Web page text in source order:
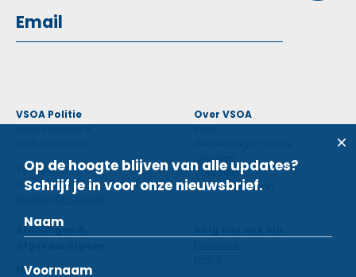
VSOA Politie
Tel: 02 660 59 11
Fax: 02 660 50 97
info@vsoa-pol.be
Over VSOA
Diensten
Voordelen
Contactpersoon
Afdelingen &
Nieuws
Op de hoogte blijven van alle updates?
Schrijf je in voor onze nieuwsbrief.